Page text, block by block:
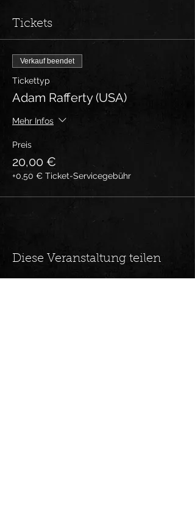
Tickets
Verkauf beendet
Tickettyp
Adam Rafferty (USA)
Mehr Infos
Preis
20,00 €
+0,50 € Ticket-Servicegebühr
Diese Veranstaltung teilen